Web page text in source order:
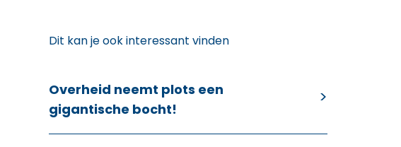
Dit kan je ook interessant vinden
Overheid neemt plots een
gigantische bocht!